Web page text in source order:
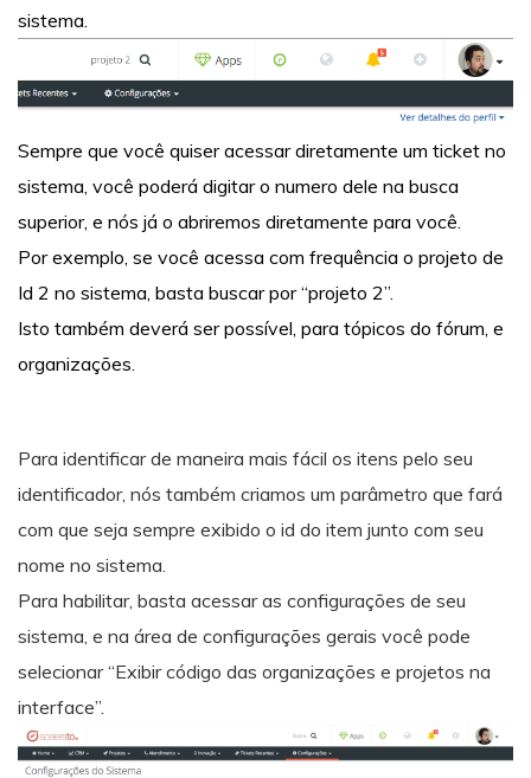
sistema.
Sempre que você quiser acessar diretamente um ticket no
sistema, você poderá digitar o numero dele na busca
superior, e nós já o abriremos diretamente para você.
Por exemplo, se você acessa com frequência o projeto de
Id 2 no sistema, basta buscar por “projeto 2”.
Isto também deverá ser possível, para tópicos do fórum, e
organizações.
Para identificar de maneira mais fácil os itens pelo seu
identificador, nós também criamos um parâmetro que fará
com que seja sempre exibido o id do item junto com seu
nome no sistema.
Para habilitar, basta acessar as configurações de seu
sistema, e na área de configurações gerais você pode
selecionar “Exibir código das organizações e projetos na
interface”.